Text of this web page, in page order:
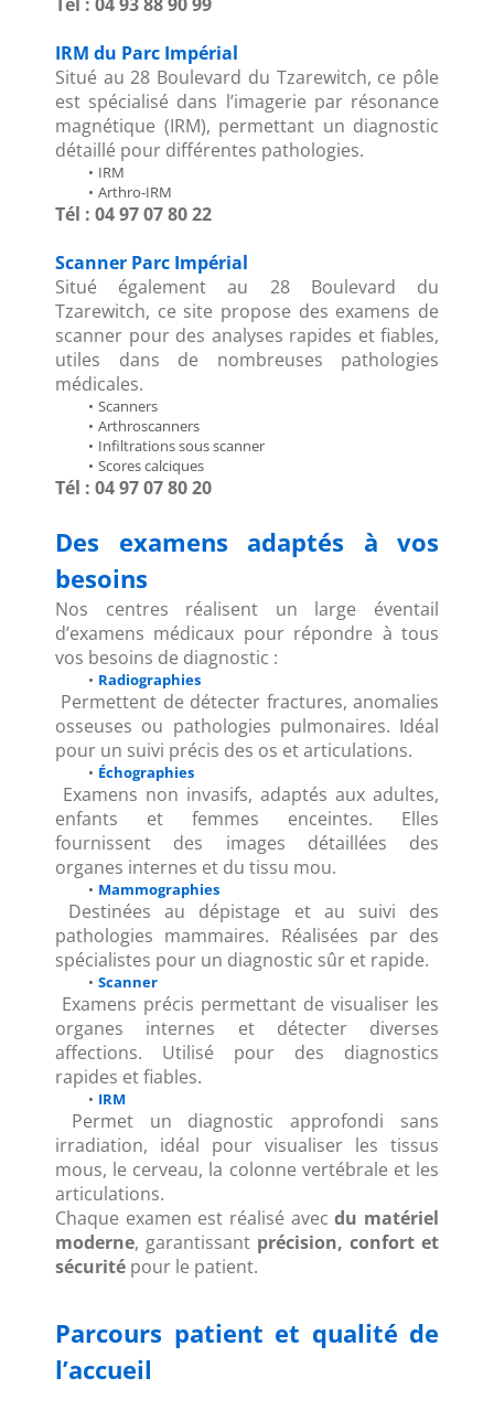
IRM du Parc Impérial
Situé au 28 Boulevard du Tzarewitch, ce pôle
est spécialisé dans l’imagerie par résonance
magnétique (IRM), permettant un diagnostic
détaillé pour différentes pathologies.
IRM
Arthro-IRM
Tél : 04 97 07 80 22
Scanner Parc Impérial
Situé également au 28 Boulevard du
Tzarewitch, ce site propose des examens de
scanner pour des analyses rapides et fiables,
utiles dans de nombreuses pathologies
médicales.
Scanners
Arthroscanners
Infiltrations sous scanner
Scores calciques
Tél : 04 97 07 80 20
Des examens adaptés à vos
besoins
Nos centres réalisent un large éventail
d’examens médicaux pour répondre à tous
vos besoins de diagnostic :
Radiographies
osseuses ou pathologies pulmonaires. Idéal
pour un suivi précis des os et articulations.
Échographies
enfants et femmes enceintes. Elles
fournissent des images détaillées des
organes internes et du tissu mou.
Mammographies
pathologies mammaires. Réalisées par des
spécialistes pour un diagnostic sûr et rapide.
Scanner
organes internes et détecter diverses
affections. Utilisé pour des diagnostics
rapides et fiables.
IRM
irradiation, idéal pour visualiser les tissus
mous, le cerveau, la colonne vertébrale et les
articulations.
Chaque examen est réalisé avec du matériel
moderne, garantissant précision, confort et
sécurité pour le patient.
Parcours patient et qualité de
l’accueil